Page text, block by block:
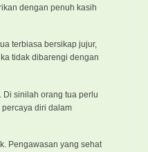
dengan penuh kasih
terbiasa bersikap jujur,
tidak dibarengi dengan
sinilah orang tua perlu
diri dalam
Pengawasan yang sehat